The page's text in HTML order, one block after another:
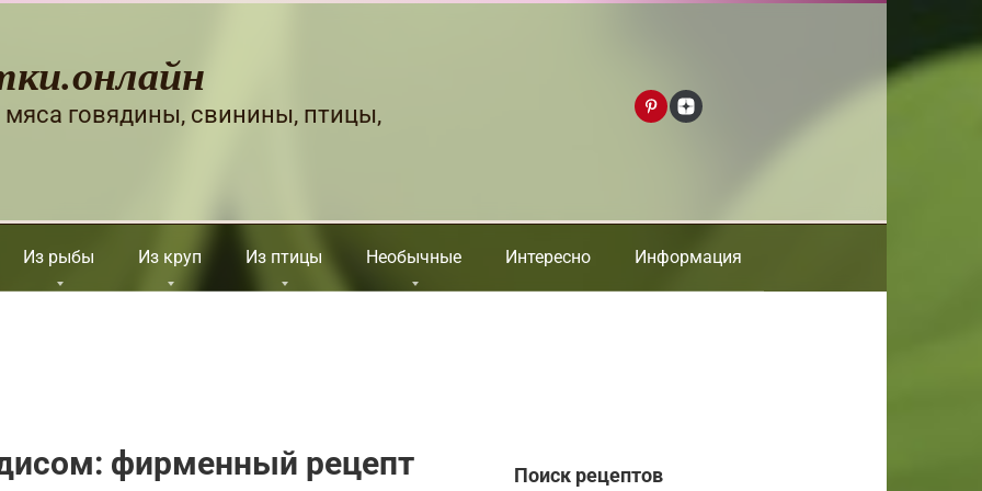
мяса говядины, свинины, птицы,
Из рыбы Из круп Из птицы Необычные Интересно Информация
фирменный рецепт Поиск рецептов